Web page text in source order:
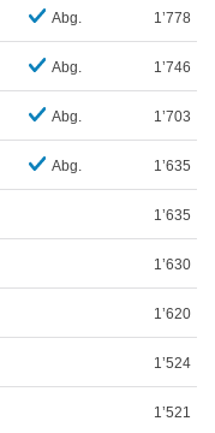
Abg. 1’778
Abg. 1’746
Abg. 1’703
Abg. 1’635
1’635
1’630
1’620
1’524
1’521